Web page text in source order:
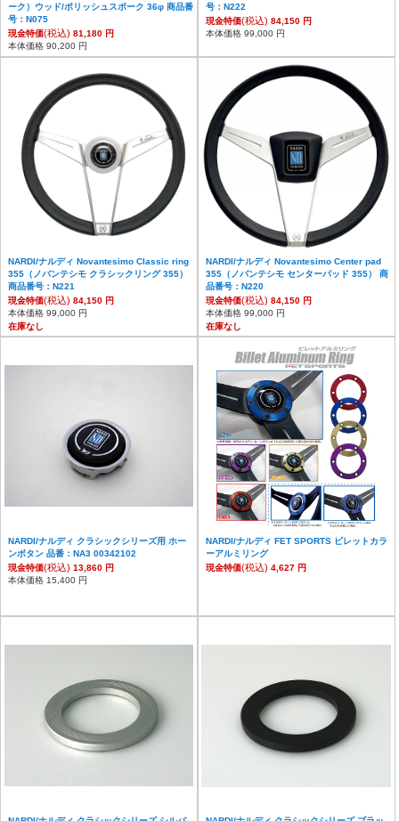
ーク）ウッド/ポリッシュスポーク 36φ 商品番
号：N075
現金特価(税込) 81,180 円
本体価格 90,200 円
号：N222
現金特価(税込) 84,150 円
本体価格 99,000 円
NARDI/ナルディ Novantesimo Classic ring
355（ノバンテシモ クラシックリング 355）
商品番号：N221
現金特価(税込) 84,150 円
本体価格 99,000 円
在庫なし
NARDI/ナルディ Novantesimo Center pad
355（ノバンテシモ センターパッド 355） 商
品番号：N220
現金特価(税込) 84,150 円
本体価格 99,000 円
在庫なし
NARDI/ナルディ クラシックシリーズ用 ホー
ンボタン 品番：NA3 00342102
現金特価(税込) 13,860 円
本体価格 15,400 円
NARDI/ナルディ FET SPORTS ビレットカラ
ーアルミリング
現金特価(税込) 4,627 円